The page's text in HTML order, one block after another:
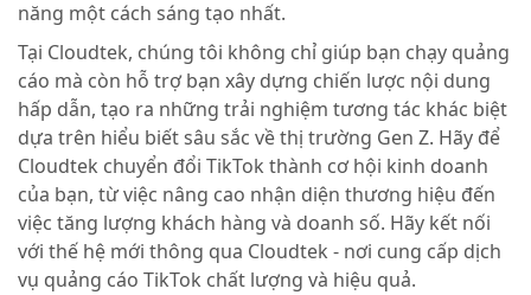
năng một cách sáng tạo nhất.
Tại Cloudtek, chúng tôi không chỉ giúp bạn chạy quảng
cáo mà còn hỗ trợ bạn xây dựng chiến lược nội dung
hấp dẫn, tạo ra những trải nghiệm tương tác khác biệt
dựa trên hiểu biết sâu sắc về thị trường Gen Z. Hãy để
Cloudtek chuyển đổi TikTok thành cơ hội kinh doanh
của bạn, từ việc nâng cao nhận diện thương hiệu đến
việc tăng lượng khách hàng và doanh số. Hãy kết nối
với thế hệ mới thông qua Cloudtek - nơi cung cấp dịch
vụ quảng cáo TikTok chất lượng và hiệu quả.